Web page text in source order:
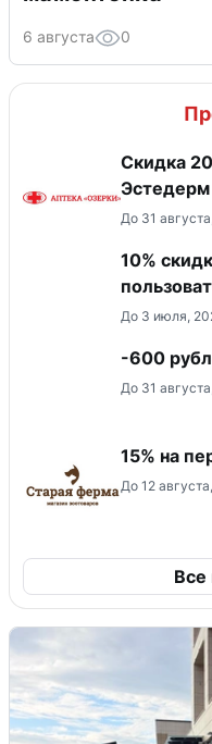
6 августа 0
Скидка
До 31
10%
До 3 июля,
-600
До 31
15% на
До 12